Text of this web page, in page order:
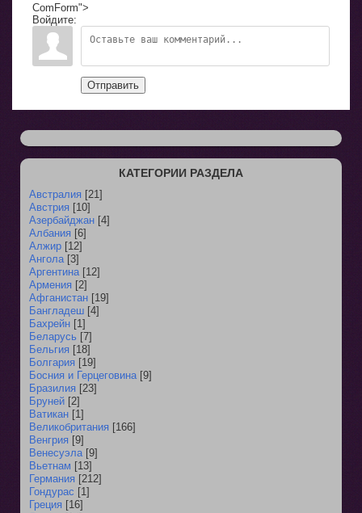
ComForm">
Войдите:
Отправить
КАТЕГОРИИ РАЗДЕЛА
Австралия [21]
Австрия [10]
Азербайджан [4]
Албания [6]
Алжир [12]
Ангола [3]
Аргентина [12]
Армения [2]
Афганистан [19]
Бангладеш [4]
Бахрейн [1]
Беларусь [7]
Бельгия [18]
Болгария [19]
Босния и Герцеговина [9]
Бразилия [23]
Бруней [2]
Ватикан [1]
Великобритания [166]
Венгрия [9]
Венесуэла [9]
Вьетнам [13]
Германия [212]
Гондурас [1]
Греция [16]